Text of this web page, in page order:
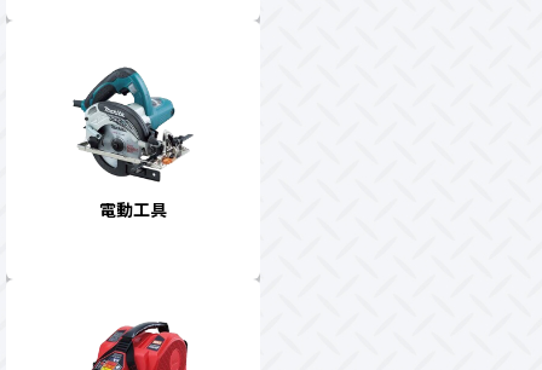
電動工具